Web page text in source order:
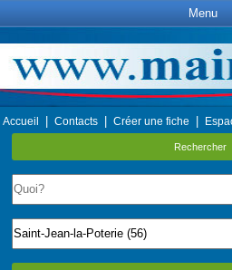
Menu
Accueil Contacts Créer une fiche
Rechercher